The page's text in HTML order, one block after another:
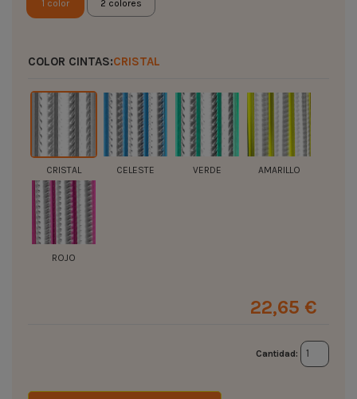
1 color 2 colores
COLOR CINTAS:CRISTAL
CRISTAL CELESTE VERDE AMARILLO
ROJO
22,65 €
Cantidad: